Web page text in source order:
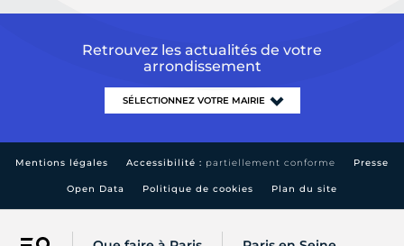
Retrouvez les actualités de votre
arrondissement
Mentions légales Accessibilité : partiellement conforme Presse
Open Data Politique de cookies Plan du site